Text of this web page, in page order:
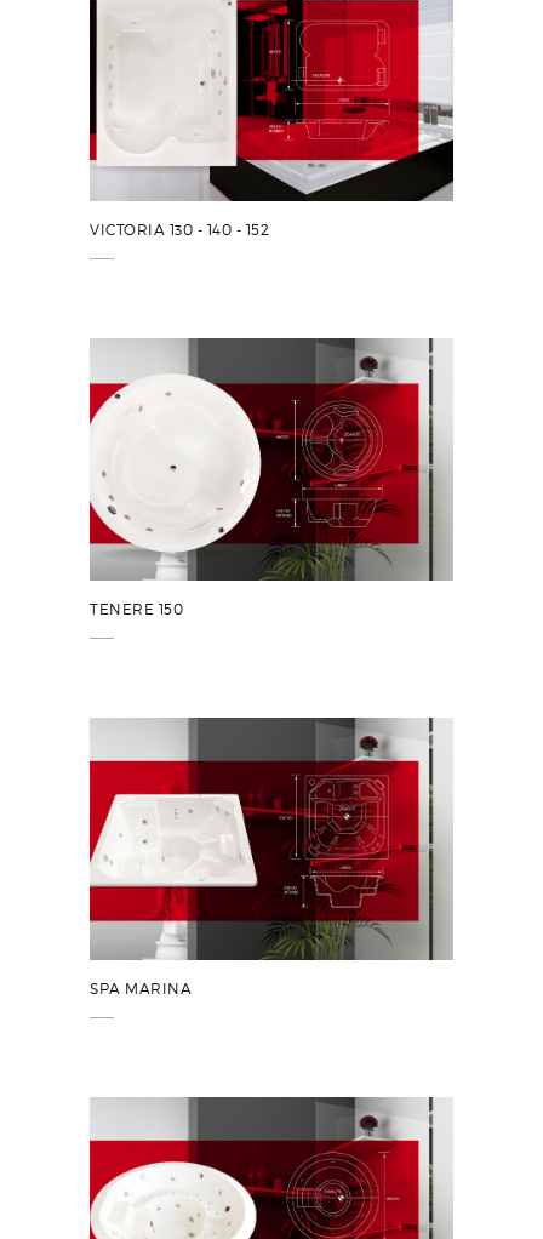
VICTORIA 130 - 140 - 152
TENERE 150
SPA MARINA